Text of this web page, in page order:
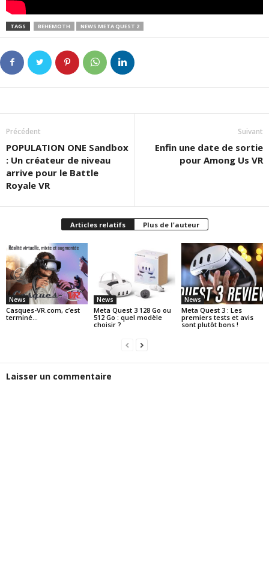
TAGS BEHEMOTH NEWS META QUEST 2
Précédent
POPULATION ONE Sandbox
: Un créateur de niveau
arrive pour le Battle
Royale VR
Suivant
Enfin une date de sortie
pour Among Us VR
Articles relatifs Plus de l'auteur
News
Casques-VR.com, c’est
terminé…
News
Meta Quest 3 128 Go ou
512 Go : quel modèle
choisir ?
News
Meta Quest 3 : Les
premiers tests et avis
sont plutôt bons !
Laisser un commentaire